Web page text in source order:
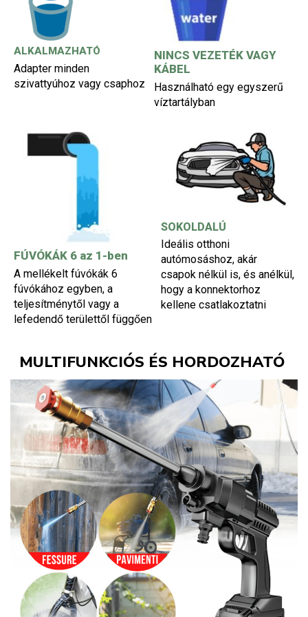
ALKALMAZHATÓ
Adapter minden
szivattyúhoz vagy csaphoz
NINCS VEZETÉK VAGY
KÁBEL
Használható egy egyszerű
víztartályban
FÚVÓKÁK 6 az 1-ben
A mellékelt fúvókák 6
fúvókához egyben, a
teljesítménytől vagy a
lefedendő területtől függően
SOKOLDALÚ
Ideális otthoni
autómosáshoz, akár
csapok nélkül is, és anélkül,
hogy a konnektorhoz
kellene csatlakoztatni
MULTIFUNKCIÓS ÉS HORDOZHATÓ